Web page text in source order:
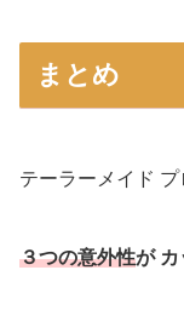
まとめ
テーラーメイド プ
３つの意外性が カ